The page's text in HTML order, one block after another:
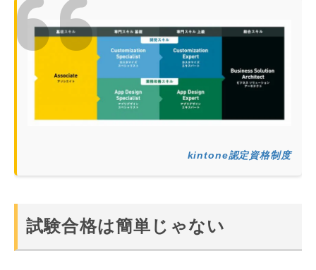
kintone認定資格制度
試験合格は簡単じゃない